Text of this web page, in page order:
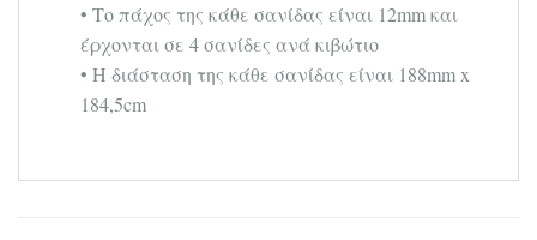
• Το πάχος της κάθε σανίδας είναι 12mm και
έρχονται σε 4 σανίδες ανά κιβώτιο
• Η διάσταση της κάθε σανίδας είναι 188mm x
184,5cm